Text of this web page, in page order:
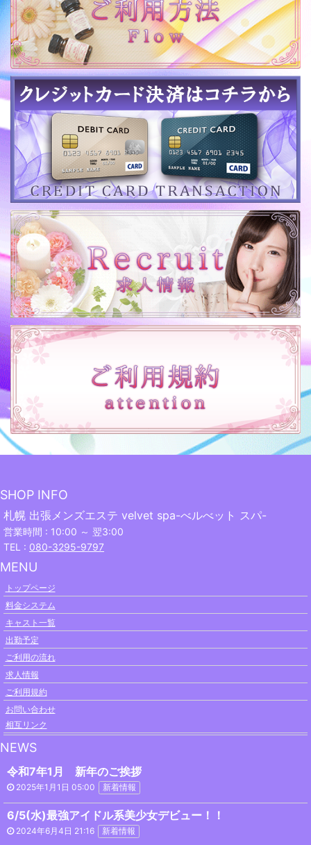
SHOP INFO
札幌 出張メンズエステ velvet spa-べルべット スパ-
営業時間 : 10:00 ～ 翌3:00
TEL : 080-3295-9797
MENU
トップページ
料金システム
キャスト一覧
出勤予定
ご利用の流れ
求人情報
ご利用規約
お問い合わせ
相互リンク
NEWS
令和7年1月 新年のご挨拶
2025年1月1日 05:00 新着情報
6/5(水)最強アイドル系美少女デビュー！！
2024年6月4日 21:16 新着情報